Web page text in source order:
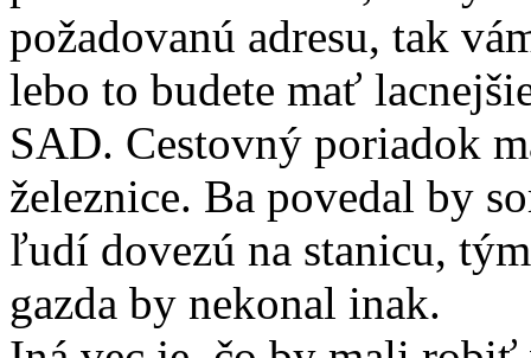
požadovanú adresu, tak
lebo to budete mať
SAD. Cestovný poriadok
železnice. Ba povedal by
ľudí dovezú na stanicu,
gazda by nekonal inak.